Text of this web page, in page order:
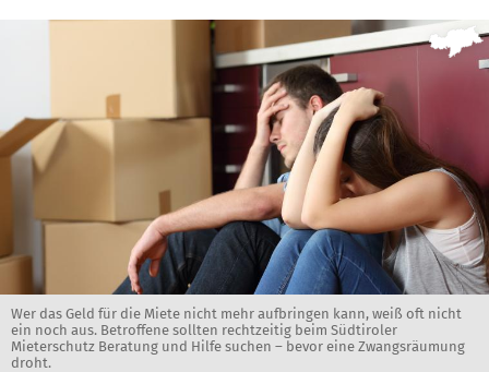
Wer das Geld für die Miete nicht mehr aufbringen kann, weiß oft nicht
ein noch aus. Betroffene sollten rechtzeitig beim Südtiroler
Mieterschutz Beratung und Hilfe suchen – bevor eine Zwangsräumung
droht.